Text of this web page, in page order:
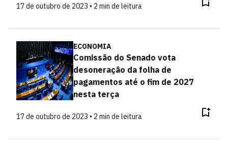
17 de outubro de 2023 • 2 min de leitura
ECONOMIA
Comissão do Senado vota
desoneração da folha de
pagamentos até o fim de 2027
nesta terça
17 de outubro de 2023 • 2 min de leitura